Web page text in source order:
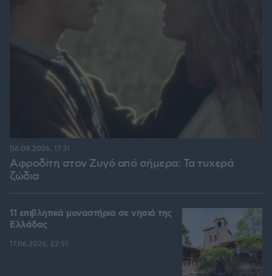
Αφροδίτη στον Ζυγό από σήμερα: Τα τυχερά
ζώδια
06.08.2026, 17:31
11 επιβλητικά μοναστήρια σε νησιά της
Ελλάδας
17.06.2026, 22:51